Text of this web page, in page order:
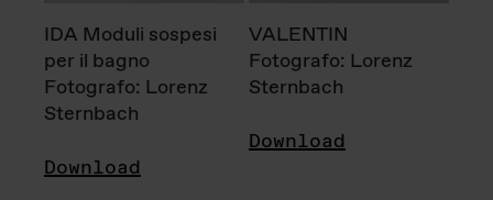
IDA Moduli sospesi
per il bagno
Fotografo: Lorenz
Sternbach
Download
VALENTIN
Fotografo: Lorenz
Sternbach
Download